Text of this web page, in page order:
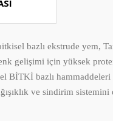
bazlı ekstrude yem,
gelişimi için yüksek
BİTKİ bazlı hammaddeleri
ve sindirim sistemini